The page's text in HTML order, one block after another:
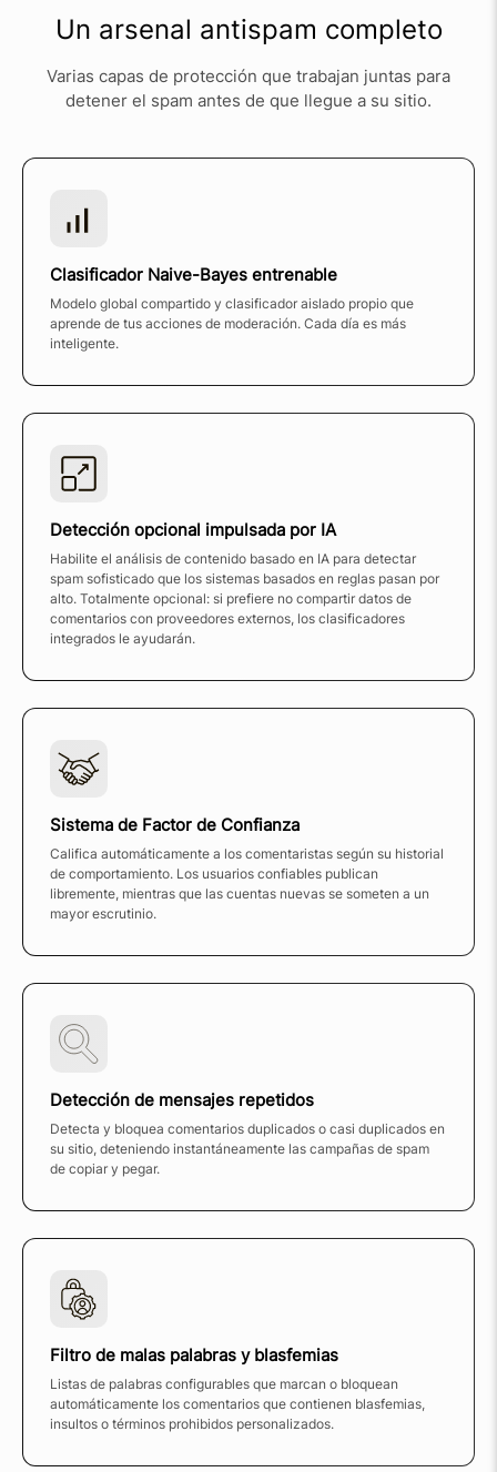
Un arsenal antispam completo
Varias capas de protección que trabajan juntas para
detener el spam antes de que llegue a su sitio.
Clasificador Naive-Bayes entrenable
Modelo global compartido y clasificador aislado propio que
aprende de tus acciones de moderación. Cada día es más
inteligente.
Detección opcional impulsada por IA
Habilite el análisis de contenido basado en IA para detectar
spam sofisticado que los sistemas basados en reglas pasan por
alto. Totalmente opcional: si prefiere no compartir datos de
comentarios con proveedores externos, los clasificadores
integrados le ayudarán.
Sistema de Factor de Confianza
Califica automáticamente a los comentaristas según su historial
de comportamiento. Los usuarios confiables publican
libremente, mientras que las cuentas nuevas se someten a un
mayor escrutinio.
Detección de mensajes repetidos
Detecta y bloquea comentarios duplicados o casi duplicados en
su sitio, deteniendo instantáneamente las campañas de spam
de copiar y pegar.
Filtro de malas palabras y blasfemias
Listas de palabras configurables que marcan o bloquean
automáticamente los comentarios que contienen blasfemias,
insultos o términos prohibidos personalizados.